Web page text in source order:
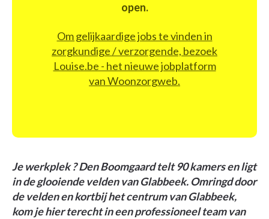
open.
Om gelijkaardige jobs te vinden in
zorgkundige / verzorgende, bezoek
Louise.be - het nieuwe jobplatform
van Woonzorgweb.
Je werkplek ? Den Boomgaard telt 90 kamers en ligt
in de glooiende velden van Glabbeek. Omringd door
de velden en kortbij het centrum van Glabbeek,
kom je hier terecht in een professioneel team van